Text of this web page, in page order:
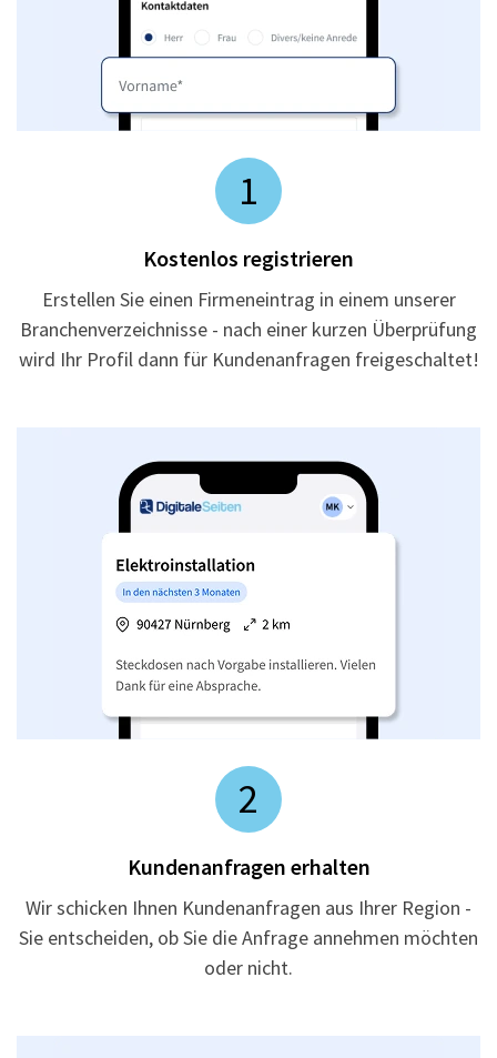
1
Kostenlos registrieren
Erstellen Sie einen Firmeneintrag in einem unserer
Branchenverzeichnisse - nach einer kurzen Überprüfung
wird Ihr Profil dann für Kundenanfragen freigeschaltet!
2
Kundenanfragen erhalten
Wir schicken Ihnen Kundenanfragen aus Ihrer Region -
Sie entscheiden, ob Sie die Anfrage annehmen möchten
oder nicht.